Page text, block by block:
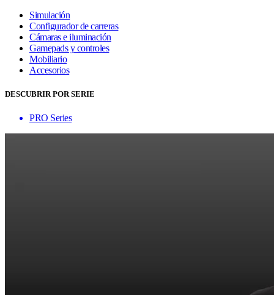
Simulación
Configurador de carreras
Cámaras e iluminación
Gamepads y controles
Mobiliario
Accesorios
DESCUBRIR POR SERIE
PRO Series